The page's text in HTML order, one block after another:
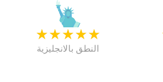
★
★
★
★
★
النطق بالانجليزية